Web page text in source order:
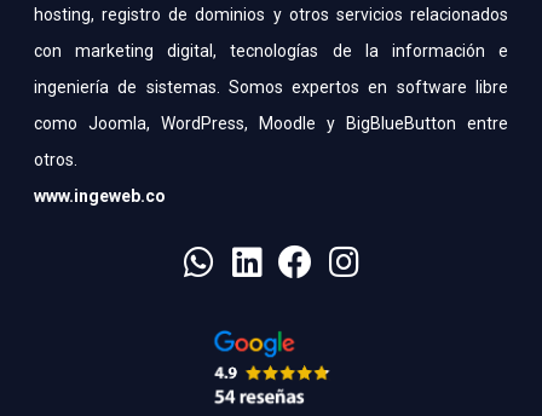
hosting, registro de dominios y otros servicios relacionados
con marketing digital, tecnologías de la información e
ingeniería de sistemas. Somos expertos en software libre
como Joomla, WordPress, Moodle y BigBlueButton entre
otros.
www.ingeweb.co